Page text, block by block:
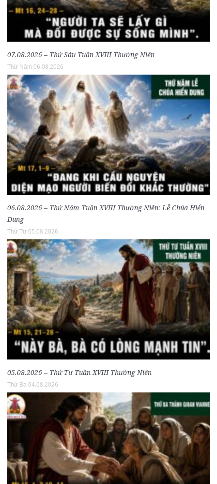
07.08.2026 – Thứ Sáu Tuần XVIII Thường Niên
Thứ Năm 06.08.2026
06.08.2026 – Thứ Năm Tuần XVIII Thường Niên: Lễ Chúa Hiển
Dung
Thứ Tư 05.08.2026
05.08.2026 – Thứ Tư Tuần XVIII Thường Niên
Thứ Ba 04.08.2026